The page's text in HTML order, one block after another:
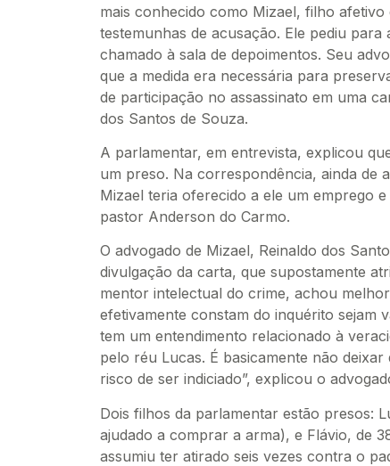
mais conhecido como Mizael, filho afetivo
testemunhas de acusação. Ele pediu
chamado à sala de depoimentos. Seu
que a medida era necessária para
de participação no assassinato em uma
dos Santos de Souza.
A parlamentar, em entrevista, explicou
um preso. Na correspondência, ainda de
Mizael teria oferecido a ele um emprego
pastor Anderson do Carmo.
O advogado de Mizael, Reinaldo dos
divulgação da carta, que supostamente
mentor intelectual do crime, achou
efetivamente constam do inquérito sejam
tem um entendimento relacionado à
pelo réu Lucas. É basicamente não
risco de ser indiciado”, explicou o
Dois filhos da parlamentar estão presos:
ajudado a comprar a arma), e Flávio, de
assumiu ter atirado seis vezes contra o